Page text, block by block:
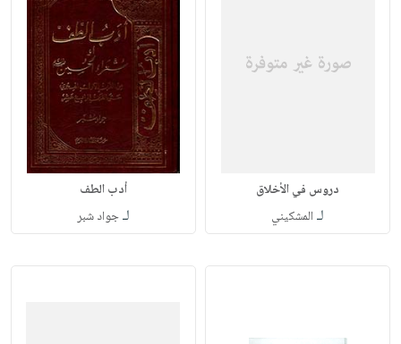
دروس في الأخلاق
لـ المشكيني
أدب الطف
لـجواد شبر